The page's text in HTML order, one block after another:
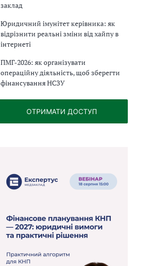
заклад
Юридичний імунітет керівника: як
відрізнити реальні зміни від хайпу в
інтернеті
ПМГ-2026: як організувати
операційну діяльність, щоб зберегти
фінансування НСЗУ
ОТРИМАТИ ДОСТУП